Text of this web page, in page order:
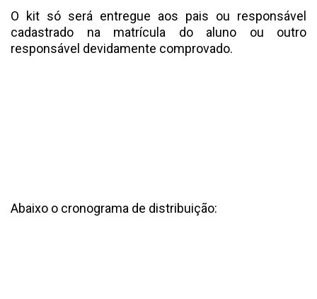
O kit só será entregue aos pais ou responsável
cadastrado na matrícula do aluno ou outro
responsável devidamente comprovado.
Abaixo o cronograma de distribuição: